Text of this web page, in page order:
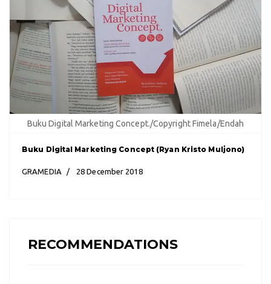
Buku Digital Marketing Concept./Copyright Fimela/Endah
Buku Digital Marketing Concept (Ryan Kristo Muljono)
GRAMEDIA 28 December 2018
RECOMMENDATIONS